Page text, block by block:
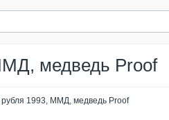
медведь Proof
рубля 1993, ММД, медведь Proof